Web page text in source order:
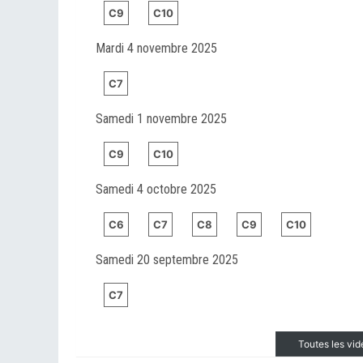
C9 C10
Mardi 4 novembre 2025
C7
Samedi 1 novembre 2025
C9 C10
Samedi 4 octobre 2025
C6 C7 C8 C9 C10
Samedi 20 septembre 2025
C7
Toutes les